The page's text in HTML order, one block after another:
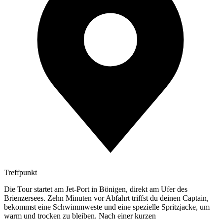
Treffpunkt
Die Tour startet am Jet-Port in Bönigen, direkt am Ufer des
Brienzersees. Zehn Minuten vor Abfahrt triffst du deinen Captain,
bekommst eine Schwimmweste und eine spezielle Spritzjacke, um
warm und trocken zu bleiben. Nach einer kurzen